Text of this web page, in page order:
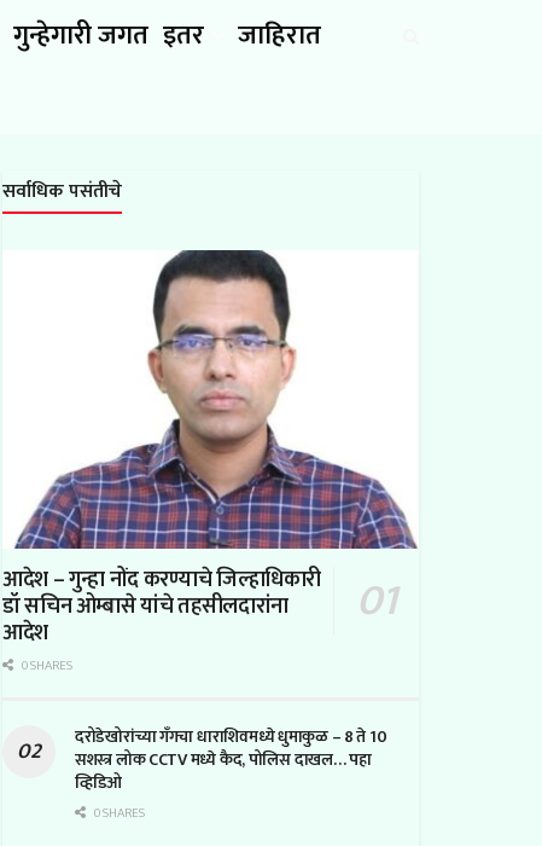
गुन्हेगारी जगत इतर जाहिरात
सर्वाधिक पसंतीचे
आदेश – गुन्हा नोंद करण्याचे जिल्हाधिकारी
डॉ सचिन ओम्बासे यांचे तहसीलदारांना
आदेश
0 SHARES
दरोडेखोरांच्या गँगचा धाराशिवमध्ये धुमाकुळ – 8 ते 10
सशस्त्र लोक CCTV मध्ये कैद, पोलिस दाखल… पहा
व्हिडिओ
0 SHARES